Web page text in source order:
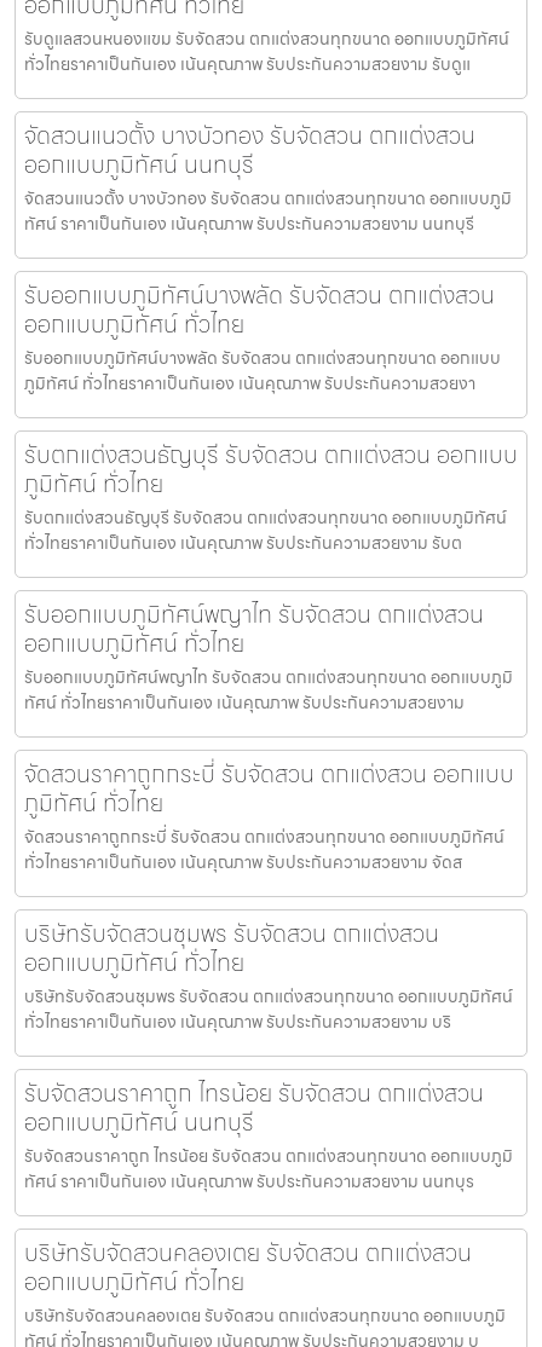
รับดูแลสวนหนองแขม รับจัดสวน ตกแต่งสวนทุกขนาด ออกแบบภูมิทัศน์
ทั่วไทยราคาเป็นกันเอง เน้นคุณภาพ รับประกันความสวยงาม รับดูแ
จัดสวนแนวตั้ง บางบัวทอง รับจัดสวน ตกแต่งสวน
ออกแบบภูมิทัศน์ นนทบุรี
จัดสวนแนวตั้ง บางบัวทอง รับจัดสวน ตกแต่งสวนทุกขนาด ออกแบบภูมิ
ทัศน์ ราคาเป็นกันเอง เน้นคุณภาพ รับประกันความสวยงาม นนทบุรี
รับออกแบบภูมิทัศน์บางพลัด รับจัดสวน ตกแต่งสวน
ออกแบบภูมิทัศน์ ทั่วไทย
รับออกแบบภูมิทัศน์บางพลัด รับจัดสวน ตกแต่งสวนทุกขนาด ออกแบบ
ภูมิทัศน์ ทั่วไทยราคาเป็นกันเอง เน้นคุณภาพ รับประกันความสวยงา
รับตกแต่งสวนธัญบุรี รับจัดสวน ตกแต่งสวน ออกแบบ
ภูมิทัศน์ ทั่วไทย
รับตกแต่งสวนธัญบุรี รับจัดสวน ตกแต่งสวนทุกขนาด ออกแบบภูมิทัศน์
ทั่วไทยราคาเป็นกันเอง เน้นคุณภาพ รับประกันความสวยงาม รับต
รับออกแบบภูมิทัศน์พญาไท รับจัดสวน ตกแต่งสวน
ออกแบบภูมิทัศน์ ทั่วไทย
รับออกแบบภูมิทัศน์พญาไท รับจัดสวน ตกแต่งสวนทุกขนาด ออกแบบภูมิ
ทัศน์ ทั่วไทยราคาเป็นกันเอง เน้นคุณภาพ รับประกันความสวยงาม
จัดสวนราคาถูกกระบี่ รับจัดสวน ตกแต่งสวน ออกแบบ
ภูมิทัศน์ ทั่วไทย
จัดสวนราคาถูกกระบี่ รับจัดสวน ตกแต่งสวนทุกขนาด ออกแบบภูมิทัศน์
ทั่วไทยราคาเป็นกันเอง เน้นคุณภาพ รับประกันความสวยงาม จัดส
บริษัทรับจัดสวนชุมพร รับจัดสวน ตกแต่งสวน
ออกแบบภูมิทัศน์ ทั่วไทย
บริษัทรับจัดสวนชุมพร รับจัดสวน ตกแต่งสวนทุกขนาด ออกแบบภูมิทัศน์
ทั่วไทยราคาเป็นกันเอง เน้นคุณภาพ รับประกันความสวยงาม บริ
รับจัดสวนราคาถูก ไทรน้อย รับจัดสวน ตกแต่งสวน
ออกแบบภูมิทัศน์ นนทบุรี
รับจัดสวนราคาถูก ไทรน้อย รับจัดสวน ตกแต่งสวนทุกขนาด ออกแบบภูมิ
ทัศน์ ราคาเป็นกันเอง เน้นคุณภาพ รับประกันความสวยงาม นนทบุร
บริษัทรับจัดสวนคลองเตย รับจัดสวน ตกแต่งสวน
ออกแบบภูมิทัศน์ ทั่วไทย
บริษัทรับจัดสวนคลองเตย รับจัดสวน ตกแต่งสวนทุกขนาด ออกแบบภูมิ
ทัศน์ ทั่วไทยราคาเป็นกันเอง เน้นคุณภาพ รับประกันความสวยงาม บ